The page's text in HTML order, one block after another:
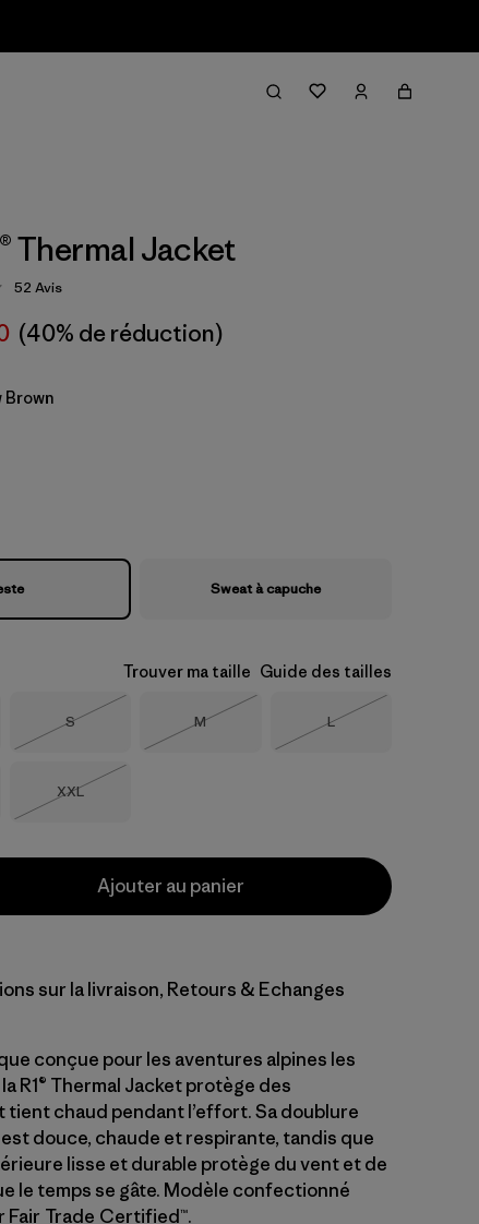
Thermal Jacket
4.1 / 5
52 Avis
(40% de réduction)
Brown
Sweat à capuche
Trouver ma taille Guide des tailles
Taille
S
Taille
M
Taille
L
Taille
XXL
Ajouter au panier
sur la livraison, Retours & Echanges
conçue pour les aventures alpines les
R1® Thermal Jacket protège des
tient chaud pendant l’effort. Sa doublure
douce, chaude et respirante, tandis que
lisse et durable protège du vent et de
le temps se gâte. Modèle confectionné
Fair Trade Certified™.